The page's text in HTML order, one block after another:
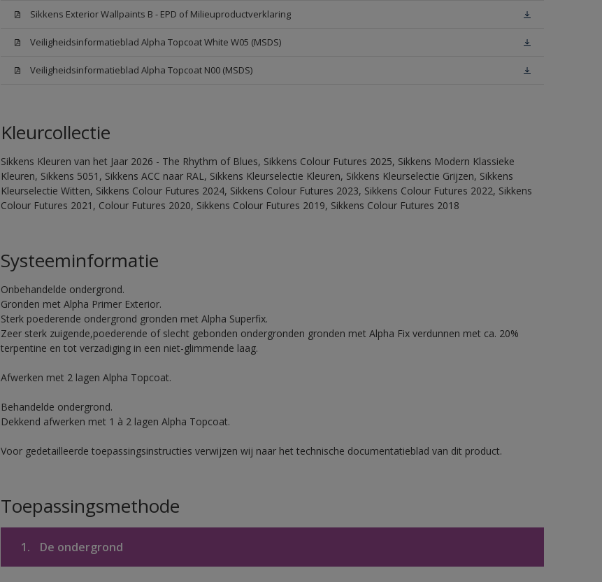
Sikkens Exterior Wallpaints B - EPD of Milieuproductverklaring
Veiligheidsinformatieblad Alpha Topcoat White W05 (MSDS)
Veiligheidsinformatieblad Alpha Topcoat N00 (MSDS)
Kleurcollectie
Sikkens Kleuren van het Jaar 2026 - The Rhythm of Blues, Sikkens Colour Futures 2025, Sikkens Modern Klassieke
Kleuren, Sikkens 5051, Sikkens ACC naar RAL, Sikkens Kleurselectie Kleuren, Sikkens Kleurselectie Grijzen, Sikkens
Kleurselectie Witten, Sikkens Colour Futures 2024, Sikkens Colour Futures 2023, Sikkens Colour Futures 2022, Sikkens
Colour Futures 2021, Colour Futures 2020, Sikkens Colour Futures 2019, Sikkens Colour Futures 2018
Systeeminformatie
Onbehandelde ondergrond.
Gronden met Alpha Primer Exterior.
Sterk poederende ondergrond gronden met Alpha Superfix.
Zeer sterk zuigende,poederende of slecht gebonden ondergronden gronden met Alpha Fix verdunnen met ca. 20%
terpentine en tot verzadiging in een niet-glimmende laag.
Afwerken met 2 lagen Alpha Topcoat.
Behandelde ondergrond.
Dekkend afwerken met 1 à 2 lagen Alpha Topcoat.
Voor gedetailleerde toepassingsinstructies verwijzen wij naar het technische documentatieblad van dit product.
Toepassingsmethode
1. De ondergrond